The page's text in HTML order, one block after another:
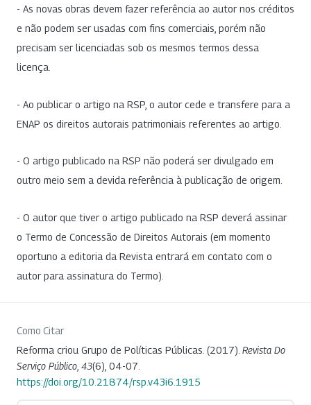
- As novas obras devem fazer referência ao autor nos créditos
e não podem ser usadas com fins comerciais, porém não
precisam ser licenciadas sob os mesmos termos dessa
licença.
- Ao publicar o artigo na RSP, o autor cede e transfere para a
ENAP os direitos autorais patrimoniais referentes ao artigo.
- O artigo publicado na RSP não poderá ser divulgado em
outro meio sem a devida referência à publicação de origem.
- O autor que tiver o artigo publicado na RSP deverá assinar
o Termo de Concessão de Direitos Autorais (em momento
oportuno a editoria da Revista entrará em contato com o
autor para assinatura do Termo).
Como Citar
Reforma criou Grupo de Políticas Públicas. (2017). Revista Do
Serviço Público 43(6), 04-07.
https://doi.org/10.21874/rsp.v43i6.1915